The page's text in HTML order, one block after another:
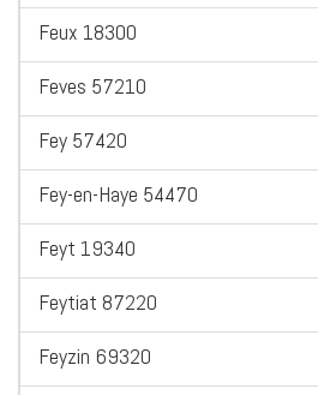
Feux 18300
Feves 57210
Fey 57420
Fey-en-Haye 54470
Feyt 19340
Feytiat 87220
Feyzin 69320